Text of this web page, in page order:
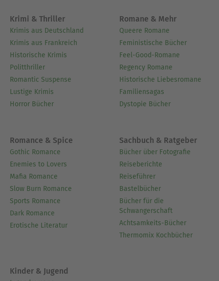
Krimi & Thriller
Krimis aus Deutschland
Krimis aus Frankreich
Historische Krimis
Politthriller
Romantic Suspense
Lustige Krimis
Horror Bücher
Romane & Mehr
Queere Romane
Feministische Bücher
Feel-Good-Romane
Regency Romane
Historische Liebesromane
Familiensagas
Dystopie Bücher
Romance & Spice
Gothic Romance
Enemies to Lovers
Mafia Romance
Slow Burn Romance
Sports Romance
Dark Romance
Erotische Literatur
Sachbuch & Ratgeber
Bücher über Fotografie
Reiseberichte
Reiseführer
Bastelbücher
Bücher für die
Schwangerschaft
Achtsamkeits-Bücher
Thermomix Kochbücher
Kinder & Jugend